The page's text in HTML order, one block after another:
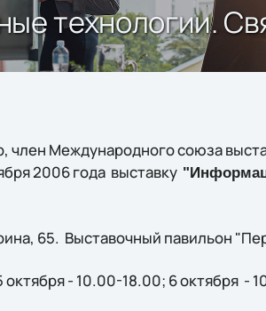
технологии.
член Международного союза
2006 года выставку
65. Выставочный павильон
октября - 10.00-18.00; 6 октября -